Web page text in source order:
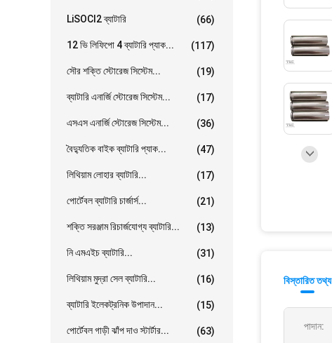
LiSOCl2 ব্যাটারি (66)
12 ভি লিফিপো 4 ব্যাটারি প্যাক... (117)
সৌর শক্তি স্টোরেজ সিস্টেম... (19)
ব্যাটারি এনার্জি স্টোরেজ সিস্টেম... (17)
এসএস এনার্জি স্টোরেজ সিস্টেম... (36)
বৈদ্যুতিক বাইক ব্যাটারি প্যাক... (47)
লিথিয়াম লোহার ব্যাটারি... (17)
পোর্টেবল ব্যাটারি চার্জার্স... (21)
শক্তি সরঞ্জাম রিচার্জযোগ্য ব্যাটারি... (13)
নি এমএইচ ব্যাটারি... (31)
লিথিয়াম মুদ্রা সেল ব্যাটারি... (16)
ব্যাটারি ইলেকট্রনিক উপাদান... (15)
পোর্টেবল গাড়ী ঝাঁপ দাও স্টার্টার... (63)
বিস্তারিত তথ্য
পাদান: